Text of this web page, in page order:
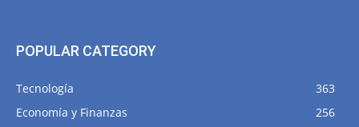
POPULAR CATEGORY
Tecnología
363
Economía y Finanzas
256